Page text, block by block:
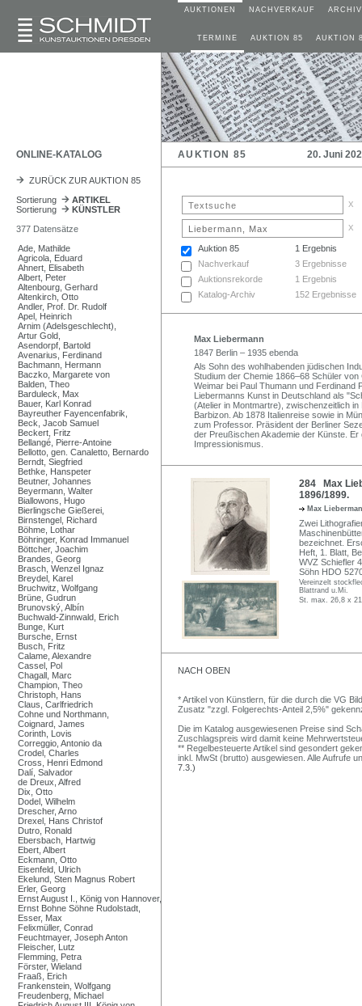
AUKTIONEN NACHVERKAUF ARCHIV
TERMINE AUKTION 85 AUKTION
ONLINE-KATALOG AUKTION 85 20. Juni
ZURÜCK ZUR AUKTION 85
Sortierung
ARTIKEL
Sortierung
KÜNSTLER
377 Datensätze
Ade, Mathilde
Agricola, Eduard
Ahnert, Elisabeth
Albert, Peter
Altenbourg, Gerhard
Altenkirch, Otto
Andler, Prof. Dr. Rudolf
Apel, Heinrich
Arnim (Adelsgeschlecht),
Artur Gold,
Asendorpf, Bartold
Avenarius, Ferdinand
Bachmann, Hermann
Baczko, Margarete von
Balden, Theo
Barduleck, Max
Bauer, Karl Konrad
Bayreuther Fayencenfabrik,
Beck, Jacob Samuel
Beckert, Fritz
Bellangé, Pierre-Antoine
Bellotto, gen. Canaletto, Bernardo
Berndt, Siegfried
Bethke, Hanspeter
Beutner, Johannes
Beyermann, Walter
Biallowons, Hugo
Bierlingsche Gießerei,
Birnstengel, Richard
Böhme, Lothar
Böhringer, Konrad Immanuel
Böttcher, Joachim
Brandes, Georg
Brasch, Wenzel Ignaz
Breydel, Karel
Bruchwitz, Wolfgang
Brüne, Gudrun
Brunovský, Albín
Buchwald-Zinnwald, Erich
Bunge, Kurt
Bursche, Ernst
Busch, Fritz
Calame, Alexandre
Cassel, Pol
Chagall, Marc
Champion, Theo
Christoph, Hans
Claus, Carlfriedrich
Cohne und Northmann,
Coignard, James
Corinth, Lovis
Correggio, Antonio da
Crodel, Charles
Cross, Henri Edmond
Dalí, Salvador
de Dreux, Alfred
Dix, Otto
Dodel, Wilhelm
Drescher, Arno
Drexel, Hans Christof
Dutro, Ronald
Ebersbach, Hartwig
Ebert, Albert
Eckmann, Otto
Eisenfeld, Ulrich
Ekelund, Sten Magnus Robert
Erler, Georg
Ernst August I., König von Hannover,
Ernst Bohne Söhne Rudolstadt,
Esser, Max
Felixmüller, Conrad
Feuchtmayer, Joseph Anton
Fleischer, Lutz
Flemming, Petra
Förster, Wieland
Fraaß, Erich
Frankenstein, Wolfgang
Freudenberg, Michael
x
x
Auktion 85
1 Ergebnis
Nachverkauf
3 Ergebnisse
Auktionsrekorde
1 Ergebnis
Katalog-Archiv
152 Ergebnisse
Max Liebermann
1847 Berlin – 1935 ebenda
Als Sohn des wohlhabenden jüdischen
Studium der Chemie 1866–68 Schüler
Weimar bei Paul Thumann und Ferdinand
Liebermanns Kunst in Deutschland als
(Atelier in Montmartre), zwischenzeitlich
Barbizon. Ab 1878 Italienreise sowie in
zum Professor. Präsident der Berliner
der Preußischen Akademie der Künste.
Impressionismus.
284 Max
1896/1899.
Max
Zwei
bezeichnet.
Heft, 1. Blatt,
WVZ Schiefler
Söhn HDO
Vereinzelt
Blattrand u.Mi.
St. max. 26,8 x
NACH OBEN
* Artikel von Künstlern, für die durch die VG
Zusatz "zzgl. Folgerechts-Anteil 2,5%"
Die im Katalog ausgewiesenen Preise sind
Zuschlagspreis wird damit keine
** Regelbesteuerte Artikel sind gesondert
inkl. MwSt (brutto) ausgewiesen. Alle Aufrufe
7.3.)